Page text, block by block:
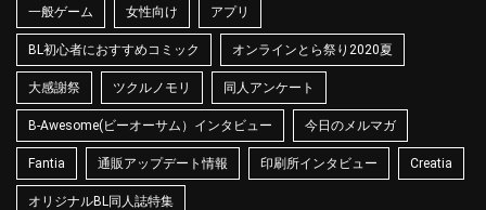
一般ゲーム 女性向け アプリ
BL初心者におすすめコミック オンラインとら祭り2020夏
大感謝祭 ツクルノモリ 同人アンケート
B-Awesome(ビーオーサム）インタビュー 今日のメルマガ
Fantia 通販アップデート情報 印刷所インタビュー Creatia
オリジナルBL同人誌特集